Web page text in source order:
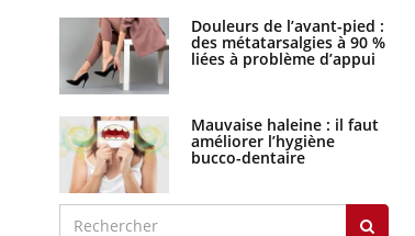
Douleurs de l’avant-pied :
des métatarsalgies à 90 %
liées à problème d’appui
Mauvaise haleine : il faut
améliorer l’hygiène
bucco-dentaire